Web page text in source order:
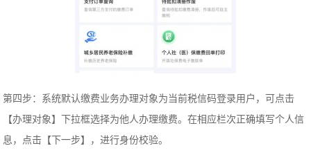
第四步：系统默认缴费业务办理对象为当前税信码登录用户，可点击
【办理对象】下拉框选择为他人办理缴费。在相应栏次正确填写个人信
息，点击【下一步】，进行身份校验。